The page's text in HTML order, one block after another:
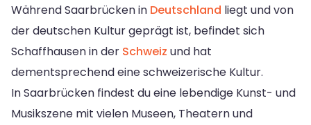
Während Saarbrücken in Deutschland liegt und von
der deutschen Kultur geprägt ist, befindet sich
Schaffhausen in der Schweiz und hat
dementsprechend eine schweizerische Kultur.
In Saarbrücken findest du eine lebendige Kunst- und
Musikszene mit vielen Museen, Theatern und